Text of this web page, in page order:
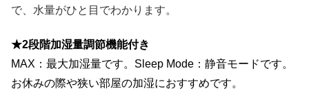
で、水量がひと目でわかります。
★2段階加湿量調節機能付き
MAX：最大加湿量です。Sleep Mode：静音モードです。
お休みの際や狭い部屋の加湿におすすめです。